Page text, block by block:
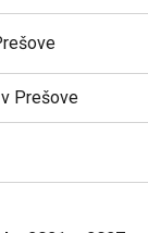
Prešove